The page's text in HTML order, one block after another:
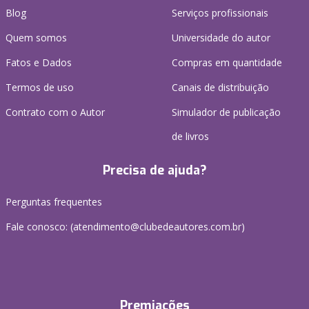
Blog
Quem somos
Fatos e Dados
Termos de uso
Contrato com o Autor
Serviços profissionais
Universidade do autor
Compras em quantidade
Canais de distribuição
Simulador de publicação
de livros
Precisa de ajuda?
Perguntas frequentes
Fale conosco: (atendimento@clubedeautores.com.br)